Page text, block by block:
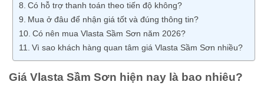
Có hỗ trợ thanh toán theo tiến độ không?
Mua ở đâu để nhận giá tốt và đúng thông tin?
Có nên mua Vlasta Sầm Sơn năm 2026?
Vì sao khách hàng quan tâm giá Vlasta Sầm Sơn nhiều?
Giá Vlasta Sầm Sơn hiện nay là bao nhiêu?